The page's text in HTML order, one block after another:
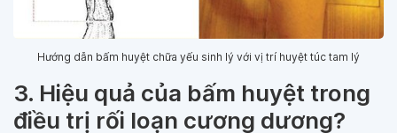
Hướng dẫn bấm huyệt chữa yếu sinh lý với vị trí huyệt túc tam lý
3. Hiệu quả của bấm huyệt trong
điều trị rối loạn cương dương?